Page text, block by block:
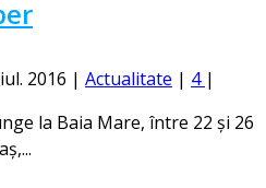
2016 | Actualitate | 4 |
la Baia Mare, între 22 și 26